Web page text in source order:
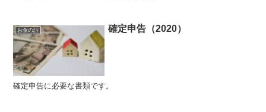
お金の話 確定申告（2020）
確定申告に必要な書類です。